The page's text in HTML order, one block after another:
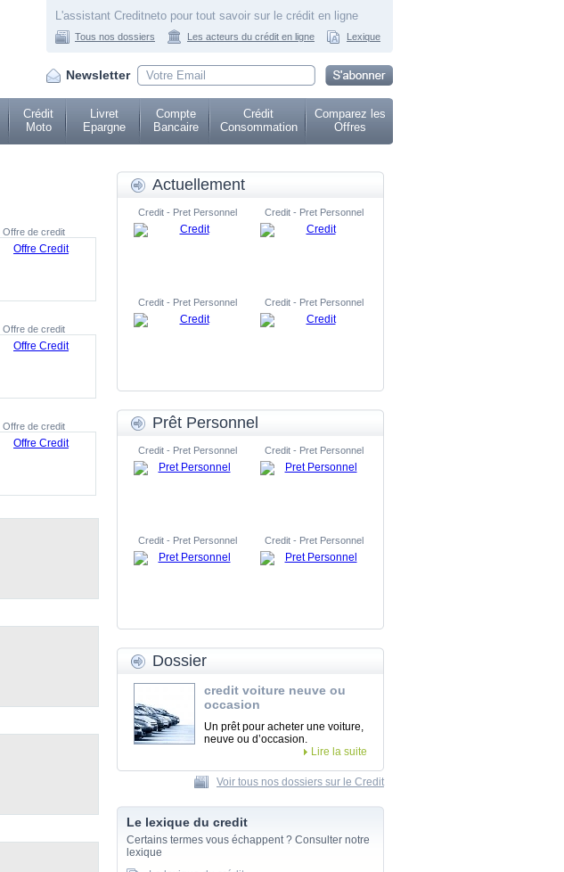
L'assistant Creditneto pour tout savoir sur le crédit en ligne
Tous nos dossiers Les acteurs du crédit en ligne Lexique
Newsletter
Crédit
Moto
Livret
Epargne
Compte
Bancaire
Crédit
Consommation
Comparez les
Offres
Offre de credit
Offre de credit
Offre de credit
Actuellement
Credit - Pret Personnel Credit - Pret Personnel
Credit - Pret Personnel Credit - Pret Personnel
Prêt Personnel
Credit - Pret Personnel Credit - Pret Personnel
Credit - Pret Personnel Credit - Pret Personnel
Dossier
credit voiture neuve ou
occasion
Un prêt pour acheter une voiture,
neuve ou d’occasion.
Lire la suite
Voir tous nos dossiers sur le Credit
Le lexique du credit
Certains termes vous échappent ? Consulter notre
lexique